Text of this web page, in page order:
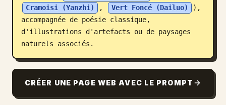
Cramoisi (Yanzhi)
, Vert Foncé (Dailuo)
),
accompagnée de poésie classique,
d'illustrations d'artefacts ou de paysages
naturels associés.
CRÉER UNE PAGE WEB AVEC LE PROMPT